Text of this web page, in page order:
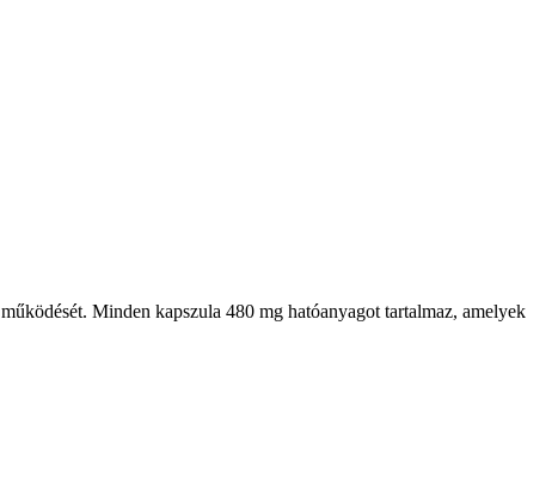
Minden kapszula 480 mg hatóanyagot tartalmaz, amelyek